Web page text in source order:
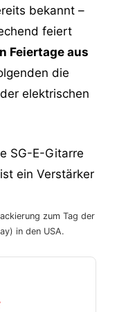
bekannt –
feiert
Feiertage aus
die
elektrischen
zum Tag der
in den USA.